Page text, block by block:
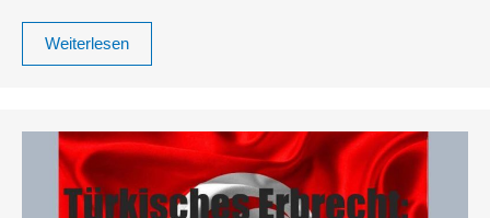
Weiterlesen